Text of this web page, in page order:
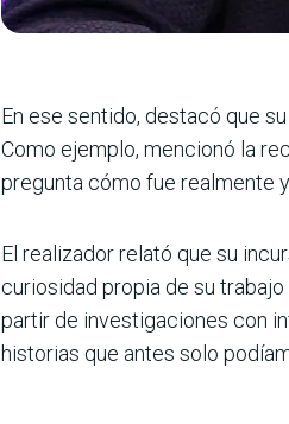
En ese sentido, destacó que su
Como ejemplo, mencionó la
pregunta cómo fue realmente
El realizador relató que su
curiosidad propia de su
partir de investigaciones con
historias que antes solo